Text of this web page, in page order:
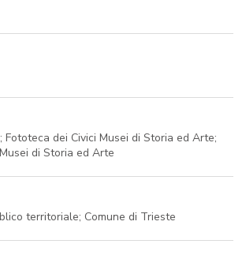
Fototeca dei Civici Musei di Storia ed Arte;
di Storia ed Arte
territoriale; Comune di Trieste